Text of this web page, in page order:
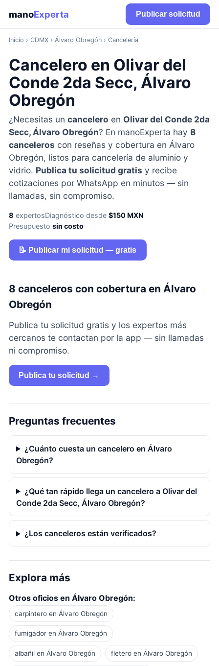
manoExperta Publicar solicitud
Inicio › CDMX› Álvaro Obregón › Cancelería
Cancelero en Olivar del
Conde 2da Secc, Álvaro
Obregón
¿Necesitas un cancelero en Olivar del Conde 2da
Secc, Álvaro Obregón? En manoExperta hay 8
canceleros con reseñas y cobertura en Álvaro
Obregón, listos para cancelería de aluminio y
vidrio. Publica tu solicitud gratis y recibe
cotizaciones por WhatsApp en minutos — sin
llamadas, sin compromiso.
8 expertosDiagnóstico desde $150 MXN
Presupuesto sin costo
📝 Publicar mi solicitud — gratis
8 canceleros con cobertura en Álvaro
Obregón
Publica tu solicitud gratis y los expertos más
cercanos te contactan por la app — sin llamadas
ni compromiso.
Publica tu solicitud →
Preguntas frecuentes
¿Cuánto cuesta un cancelero en Álvaro
Obregón?
¿Qué tan rápido llega un cancelero a Olivar del
Conde 2da Secc, Álvaro Obregón?
¿Los canceleros están verificados?
Explora más
Otros oficios en Álvaro Obregón:
carpintero en Álvaro Obregón
fumigador en Álvaro Obregón
albañil en Álvaro Obregón fletero en Álvaro Obregón